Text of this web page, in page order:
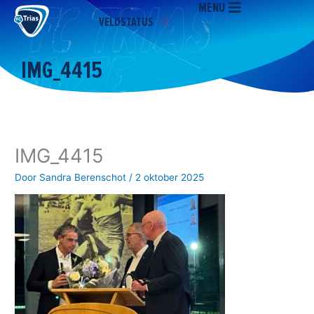
naar
inhoud
VELDSTATUS
MENU
IMG_4415
IMG_4415
Door Sandra Berenschot / 2 oktober 2025